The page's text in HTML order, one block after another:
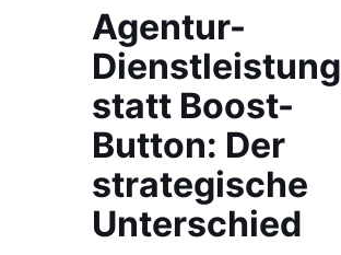
Agentur-
Dienstleistung
statt Boost-
Button: Der
strategische
Unterschied